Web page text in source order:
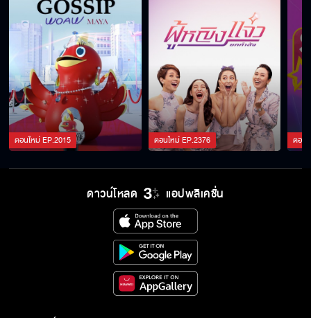
ตอนใหม่EP.2015 ตอนใหม่EP.2376 ตอน
ดาวน์โหลด แอปพลิเคชั่น